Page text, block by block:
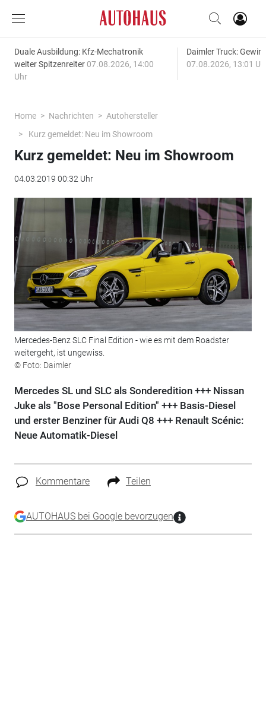
Duale Ausbildung: Kfz-Mechatronik
weiter Spitzenreiter 07.08.2026, 14:00
Uhr
Daimler Truck:
07.08.2026, 13:01
Home Nachrichten
Autohersteller
Kurz gemeldet: Neu im Showroom
Kurz gemeldet: Neu im Showroom
04.03.2019 00:32 Uhr
Mercedes-Benz SLC Final Edition - wie es mit dem Roadster
weitergeht, ist ungewiss.
© Foto: Daimler
Mercedes SL und SLC als Sonderedition +++ Nissan
Juke als "Bose Personal Edition" +++ Basis-Diesel
und erster Benziner für Audi Q8 +++ Renault Scénic:
Neue Automatik-Diesel
Kommentare Teilen
AUTOHAUS bei Google bevorzugen